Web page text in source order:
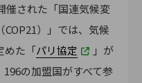
催された「国連気候変
）」では、気候
めた「パリ協定
」が
の加盟国がすべて参